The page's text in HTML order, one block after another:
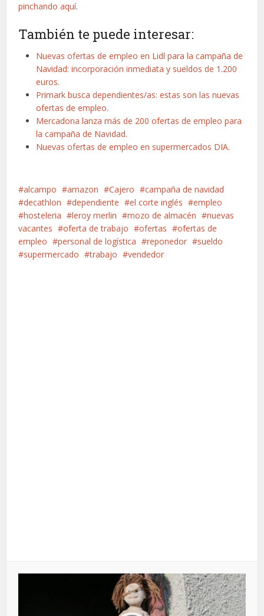
pinchando aquí.
También te puede interesar:
Nuevas ofertas de empleo en Lidl para la campaña de
Navidad: incorporación inmediata y sueldos de 1.200
euros.
Primark busca dependientes/as: estas son las nuevas
ofertas de empleo.
Mercadona lanza más de 200 ofertas de empleo para
la campaña de Navidad.
Nuevas ofertas de empleo en supermercados DIA.
alcampo amazon Cajero
campaña de navidad
decathlon
dependiente el corte inglés
empleo
hosteleria
leroy merlin mozo de almacén
nuevas
vacantes
oferta de trabajo ofertas
ofertas de
empleo
personal de logística reponedor
sueldo
supermercado
trabajo vendedor